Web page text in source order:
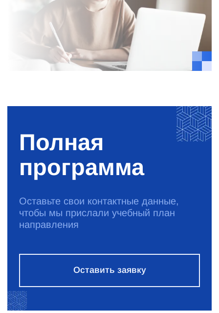
Полная
программа
Оставьте свои контактные данные,
чтобы мы прислали учебный план
направления
Оставить заявку